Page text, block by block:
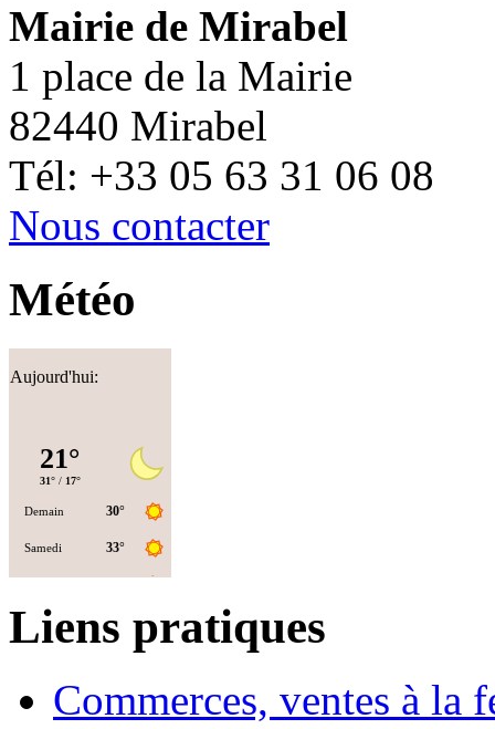
Mairie de Mirabel
1 place de la Mairie
82440 Mirabel
Tél: +33 05 63 31 06 08
Nous contacter
Météo
Aujourd'hui:
Liens pratiques
Commerces, ventes à la